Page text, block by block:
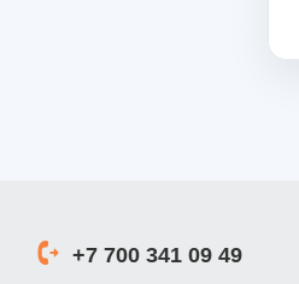
+7 700 341 09 49